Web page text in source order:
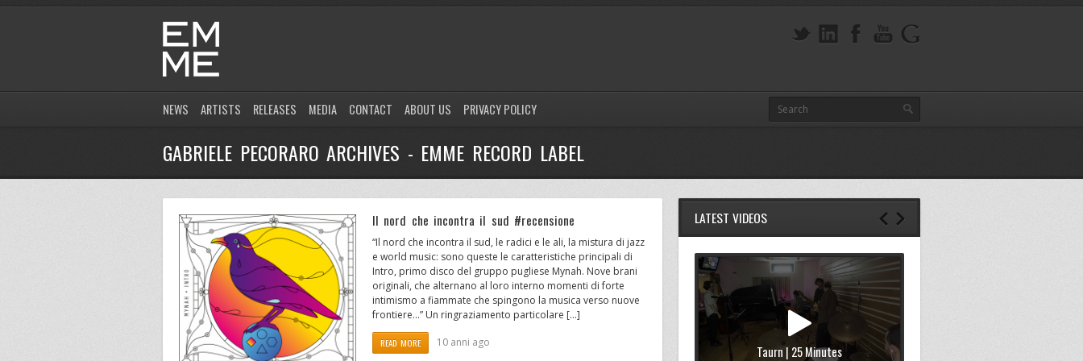
NEWS ARTISTS RELEASES MEDIA CONTACT ABOUT US PRIVACY POLICY
GABRIELE PECORARO ARCHIVES - EMME RECORD LABEL
Il nord che incontra il sud #recensione
“Il nord che incontra il sud, le radici e le ali, la mistura di jazz
e world music: sono queste le caratteristiche principali di
Intro, primo disco del gruppo pugliese Mynah. Nove brani
originali, che alternano al loro interno momenti di forte
intimismo a fiammate che spingono la musica verso nuove
frontiere…” Un ringraziamento particolare […]
READ MORE 10 anni ago
LATEST VIDEOS
Taurn | 25 Minutes